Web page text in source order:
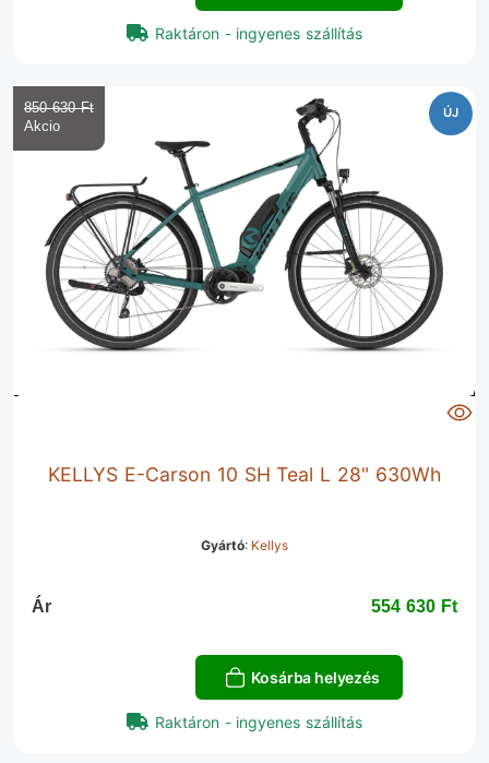
Raktáron - ingyenes szállítás
ÚJ
KELLYS E-Carson 10 SH Teal L 28" 630Wh
Gyártó: Kellys
850 630 Ft‎
Ár 554 630 Ft‎
Kosárba helyezés
Raktáron - ingyenes szállítás